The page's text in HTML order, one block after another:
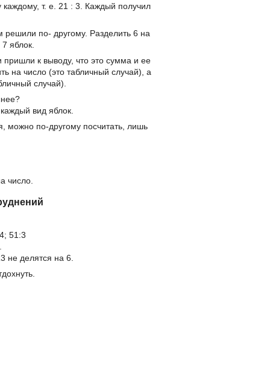
т. е. 21 : 3. Каждый получил
по- другому. Разделить 6 на
яблок.
к выводу, что это сумма и ее
на число (это табличный случай), а
случай).
вид яблок.
можно по-другому посчитать, лишь
число.
51:3
не делятся на 6.